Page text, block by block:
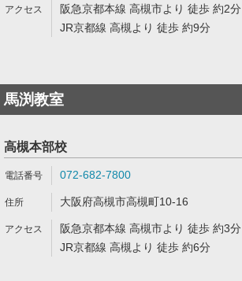
阪急京都本線 高槻市より 徒歩 約2分
JR京都線 高槻より 徒歩 約9分
馬渕教室
高槻本部校
072-682-7800
大阪府高槻市高槻町10-16
阪急京都本線 高槻市より 徒歩 約3分
JR京都線 高槻より 徒歩 約6分